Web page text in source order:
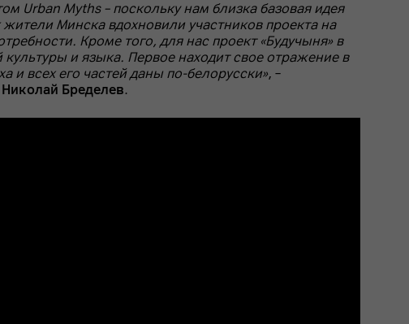
Urban Myths – поскольку нам близка базовая идея
Минска вдохновили участников проекта на
Кроме того, для нас проект «Будучыня» в
и языка. Первое находит свое отражение в
и всех его частей даны по-белорусски», –
Николай Бределев.